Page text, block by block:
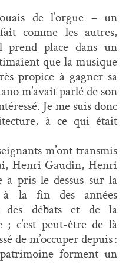
de l’orgue – un
comme les autres,
prend place dans un
que la musique
propice à gagner sa
m’avait parlé de son
Je me suis donc
à ce qui était
m’ont transmis
Henri Gaudin, Henri
a pris le dessus sur la
à la fin des années
des débats et de la
c’est peut-être de là
de m’occuper depuis :
patrimoine forment un